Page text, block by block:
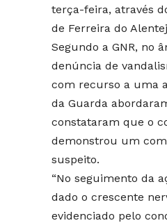
terça-feira, através
de Ferreira do
Segundo a GNR, no
denúncia de
com recurso a uma
da Guarda
constataram que o
demonstrou um
suspeito.
“No seguimento da
dado o crescente
evidenciado pelo